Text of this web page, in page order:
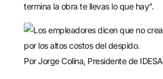
termina la obra te llevas lo que hay”.
Por Jorge Colina, Presidente de IDESA